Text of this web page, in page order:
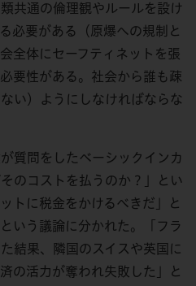
共通の倫理観やルールを設け
必要がある（原爆への規制と
全体にセーフティネットを張
要性がある。社会から誰も疎
い）ようにしなければならな
質問をしたベーシックインカ
のコストを払うのか？」とい
トに税金をかけるべきだ」と
いう議論に分かれた。「フラ
結果、隣国のスイスや英国に
の活力が奪われ失敗した」と